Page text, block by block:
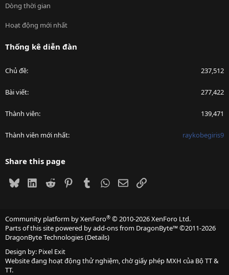
Dòng thời gian
Hoạt động mới nhất
Thống kê diễn đàn
Chủ đề 237,512
Bài viết 277,422
Thành viên 139,471
Thành viên mới nhất raykobegiris9
Share this page
BlueskyLinkedIn
Reddit PinterestTumblrWhatsApp
EmailLink
Community platform by XenForo® © 2010-2026 XenForo Ltd.
Parts of this site powered byadd-ons from DragonByte™©2011-2026
DragonByte Technologies(Details)
Design by: Pixel Exit
Website đang hoạt động thử nghiệm, chờ giấy phép MXH của Bộ TT &
TT.